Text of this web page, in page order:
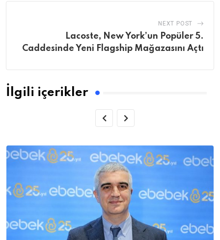
NEXT POST
Lacoste, New York’un Popüler 5.
Caddesinde Yeni Flagship Mağazasını Açtı
İlgili içerikler